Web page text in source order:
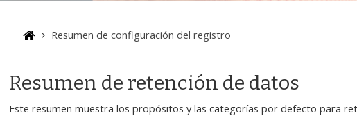
Resumen de configuración del registro
Resumen de retención de datos
Este resumen muestra los propósitos y las categorías por defecto para